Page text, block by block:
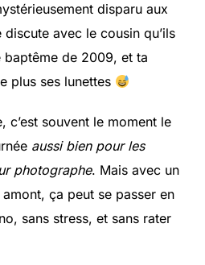
disparu aux
discute avec le cousin qu’ils
baptême de 2009, et ta
plus ses lunettes
c’est souvent le moment le
aussi bien pour les
photographe. Mais avec un
ça peut se passer en
sans stress, et sans rater